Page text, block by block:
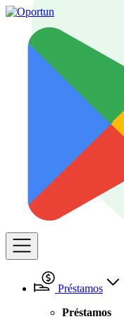
Préstamos
Préstamos